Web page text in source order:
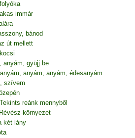
immár
bánod
út mellett
anyám, gyüjj be
anyám, anyám, édesanyám
szívem
reánk mennyből
környezet
két lány